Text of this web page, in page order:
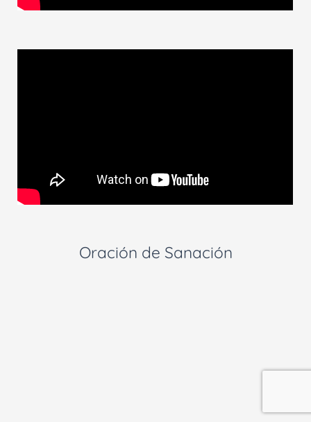
Oración de Sanación